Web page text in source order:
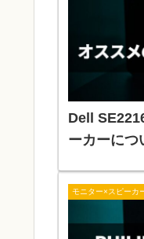
Dell
ーカーにつ
モニター×スピーカ